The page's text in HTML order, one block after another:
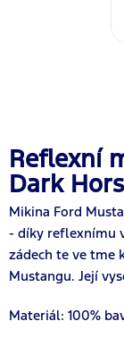
Reflexní
Dark
Mikina Ford
- díky reflexnímu
zádech te ve tme
Mustangu. Její
Materiál: 100%